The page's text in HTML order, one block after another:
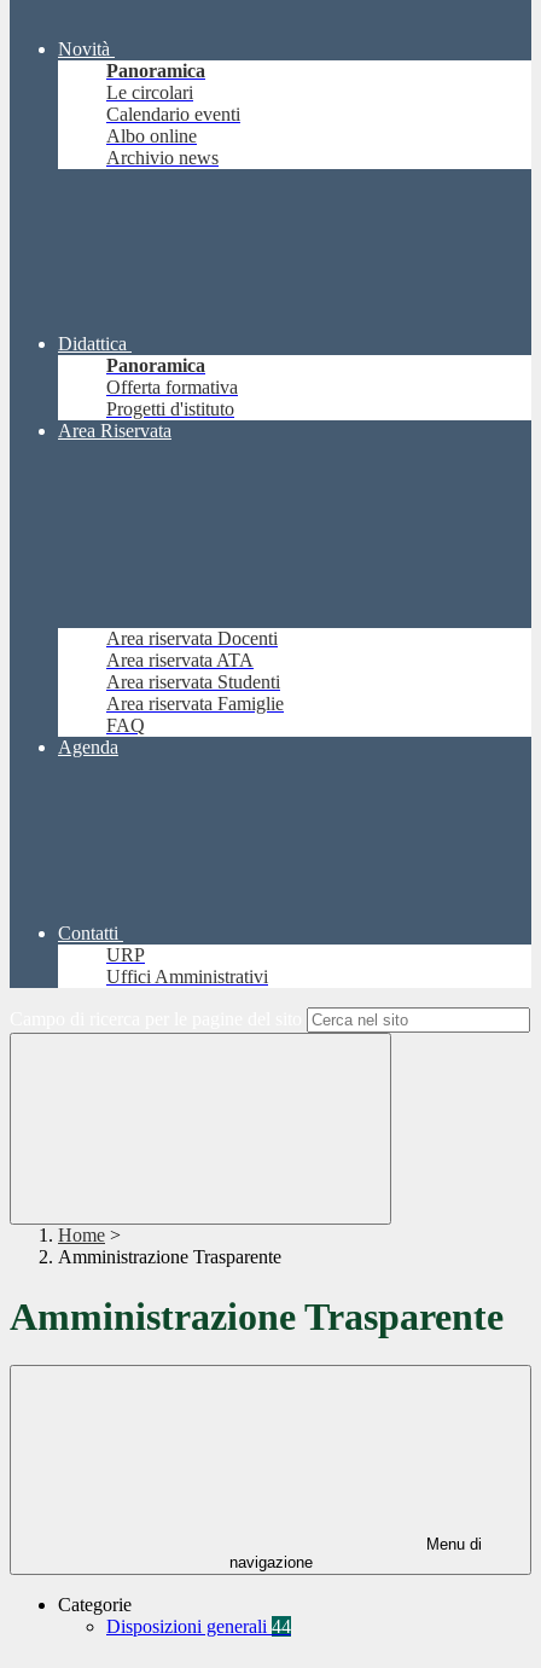
Novità
Panoramica
Le circolari
Calendario eventi
Albo online
Archivio news
Didattica
Panoramica
Offerta formativa
Progetti d'istituto
Area Riservata
Area riservata Docenti
Area riservata ATA
Area riservata Studenti
Area riservata Famiglie
FAQ
Agenda
Contatti
URP
Uffici Amministrativi
Home >
Amministrazione Trasparente
Amministrazione Trasparente
Menu di
navigazione
Categorie
Disposizioni generali 44